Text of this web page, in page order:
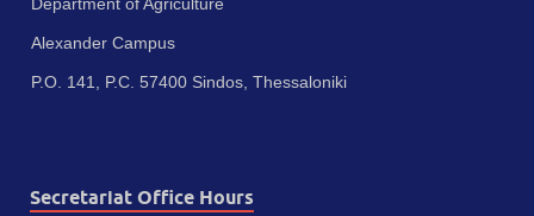
Alexander Campus
P.O. 141, P.C. 57400 Sindos, Thessaloniki
Secretariat Office Hours